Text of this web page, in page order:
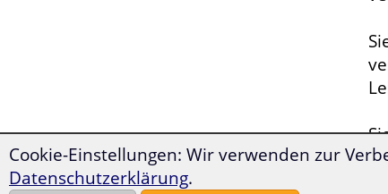
Cookie-Einstellungen: Wir verwenden zur
Datenschutzerklärung.